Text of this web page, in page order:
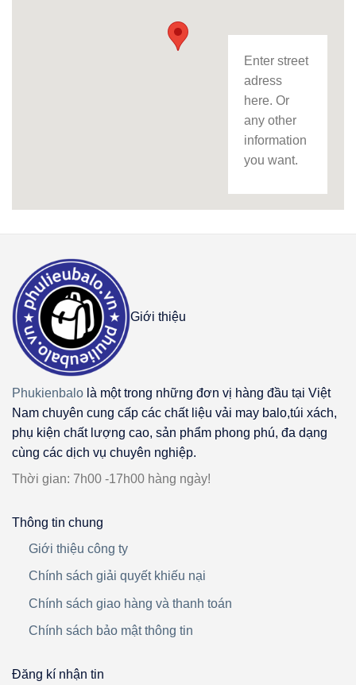
Enter street
adress
here. Or
any other
information
you want.
Giới thiệu
Phukienbalolà một trong những đơn vị hàng đầu tại Việt
Nam chuyên cung cấp các chất liệu vải may balo,túi xách,
phụ kiện chất lượng cao, sản phẩm phong phú, đa dạng
cùng các dịch vụ chuyên nghiệp.
Thời gian: 7h00 -17h00 hàng ngày!
Thông tin chung
Giới thiệu công ty
Chính sách giải quyết khiếu nại
Chính sách giao hàng và thanh toán
Chính sách bảo mật thông tin
Đăng kí nhận tin